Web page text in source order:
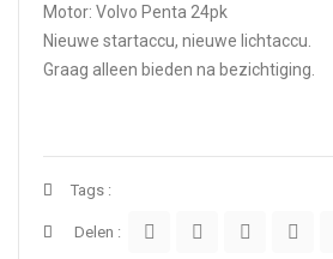
Motor: Volvo Penta 24pk
Nieuwe startaccu, nieuwe lichtaccu.
Graag alleen bieden na bezichtiging.
Tags :
Delen :